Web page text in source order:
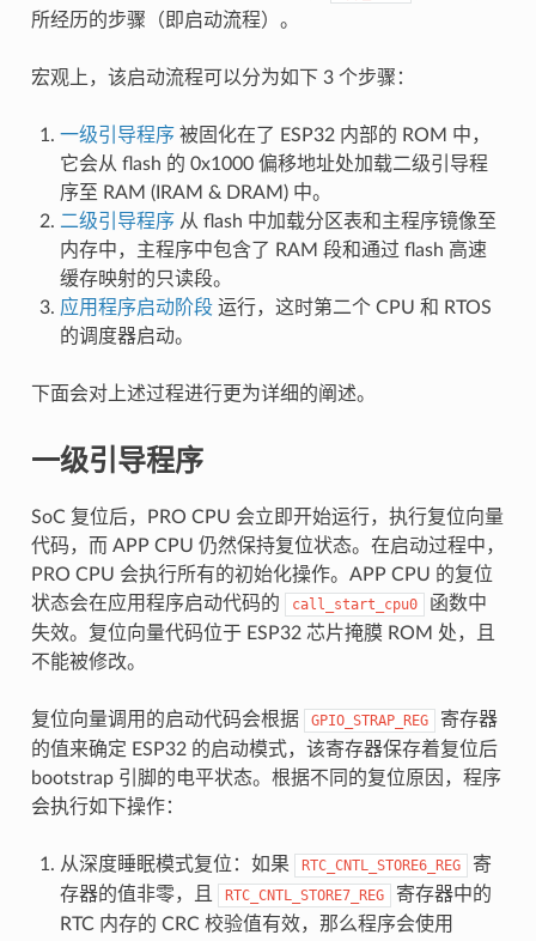
所经历的步骤（即启动流程）。
宏观上，该启动流程可以分为如下 3 个步骤：
一级引导程序 被固化在了 ESP32 内部的 ROM 中，
它会从 flash 的 0x1000 偏移地址处加载二级引导程
序至 RAM (IRAM & DRAM) 中。
二级引导程序 从 flash 中加载分区表和主程序镜像至
内存中，主程序中包含了 RAM 段和通过 flash 高速
缓存映射的只读段。
应用程序启动阶段运行，这时第二个 CPU 和 RTOS
的调度器启动。
下面会对上述过程进行更为详细的阐述。
一级引导程序
SoC 复位后，PRO CPU 会立即开始运行，执行复位向量
代码，而 APP CPU 仍然保持复位状态。在启动过程中，
PRO CPU 会执行所有的初始化操作。APP CPU 的复位
状态会在应用程序启动代码的
call_start_cpu0
函数中
失效。复位向量代码位于 ESP32 芯片掩膜 ROM 处，且
不能被修改。
复位向量调用的启动代码会根据 GPIO_STRAP_REG
寄存器
的值来确定 ESP32 的启动模式，该寄存器保存着复位后
bootstrap 引脚的电平状态。根据不同的复位原因，程序
会执行如下操作：
从深度睡眠模式复位：如果 RTC_CNTL_STORE6_REG
寄
存器的值非零，且
RTC_CNTL_STORE7_REG
寄存器中的
RTC 内存的 CRC 校验值有效，那么程序会使用